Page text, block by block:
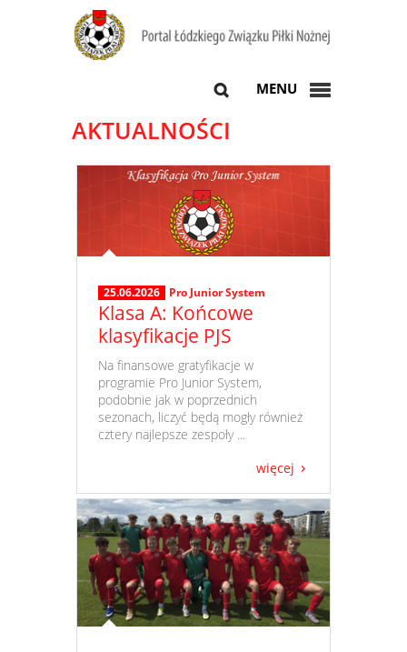
MENU
AKTUALNOŚCI
25.06.2026 Pro Junior System
Klasa A: Końcowe
klasyfikacje PJS
​ Na finansowe gratyfikacje w
programie Pro Junior System,
podobnie jak w poprzednich
sezonach, liczyć będą mogły również
cztery najlepsze zespoły ...
więcej